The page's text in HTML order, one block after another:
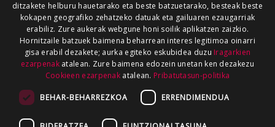
ditzakete helburu hauetarako eta beste batzuetarako, besteak beste
kokapen geografiko zehatzeko datuak eta gailuaren ezaugarriak
erabiliz. Zure aukerak webgune honi soilik aplikatzen zaizkio.
Hornitzaile batzuek baimena beharrean interes legitimoa oinarri
gisa erabil dezakete; aurka egiteko eskubidea duzu Iragarkien
ezarpenakatalean. Zure baimena edozein unetan ken dezakezu
Cookieen ezarpenak atalean. Pribatutasun-politika
BEHAR-BEHARREZKOA ERRENDIMENDUA